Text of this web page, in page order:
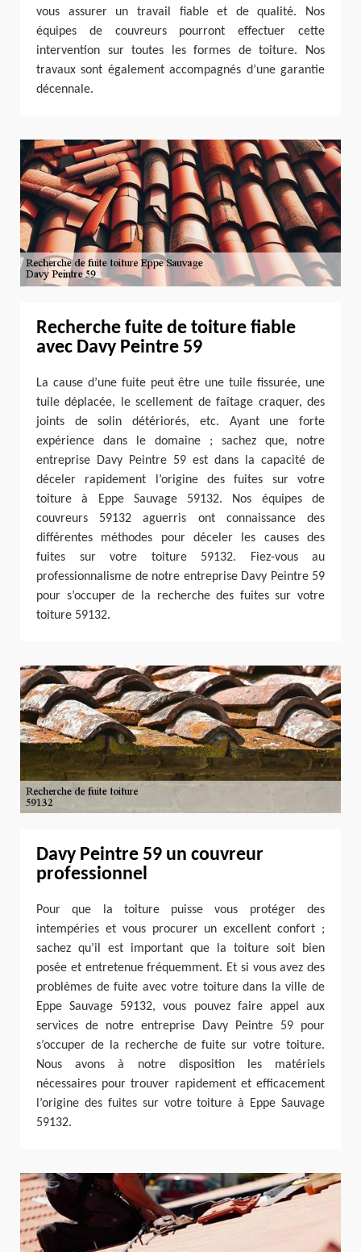
vous assurer un travail fiable et de qualité. Nos
équipes de couvreurs pourront effectuer cette
intervention sur toutes les formes de toiture. Nos
travaux sont également accompagnés d’une garantie
décennale.
Recherche fuite de toiture fiable
avec Davy Peintre 59
La cause d’une fuite peut être une tuile fissurée, une
tuile déplacée, le scellement de faîtage craquer, des
joints de solin détériorés, etc. Ayant une forte
expérience dans le domaine ; sachez que, notre
entreprise Davy Peintre 59 est dans la capacité de
déceler rapidement l’origine des fuites sur votre
toiture à Eppe Sauvage 59132. Nos équipes de
couvreurs 59132 aguerris ont connaissance des
différentes méthodes pour déceler les causes des
fuites sur votre toiture 59132. Fiez-vous au
professionnalisme de notre entreprise Davy Peintre 59
pour s’occuper de la recherche des fuites sur votre
toiture 59132.
Davy Peintre 59 un couvreur
professionnel
Pour que la toiture puisse vous protéger des
intempéries et vous procurer un excellent confort ;
sachez qu’il est important que la toiture soit bien
posée et entretenue fréquemment. Et si vous avez des
problèmes de fuite avec votre toiture dans la ville de
Eppe Sauvage 59132, vous pouvez faire appel aux
services de notre entreprise Davy Peintre 59 pour
s’occuper de la recherche de fuite sur votre toiture.
Nous avons à notre disposition les matériels
nécessaires pour trouver rapidement et efficacement
l’origine des fuites sur votre toiture à Eppe Sauvage
59132.